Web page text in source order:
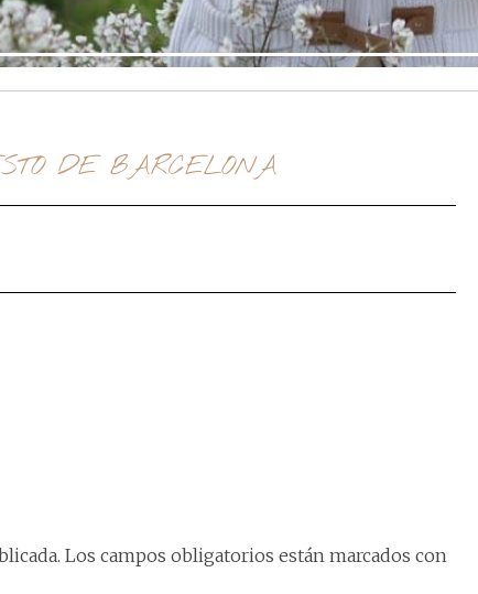
DE BARCELONA
Los campos obligatorios están marcados con